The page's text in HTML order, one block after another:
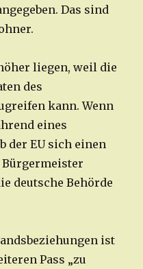
Das sind
liegen, weil die
des
kann. Wenn
eines
der EU sich einen
Bürgermeister
deutsche Behörde
ist
Pass „zu